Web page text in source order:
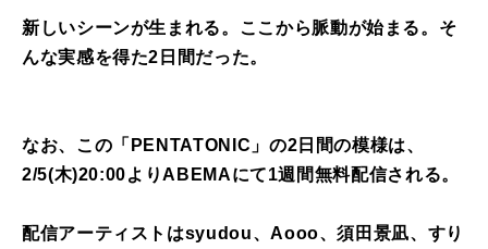
新しいシーンが生まれる。ここから脈動が始まる。そ
んな実感を得た2日間だった。
なお、この「PENTATONIC」の2日間の模様は、
2/5(木)20:00よりABEMAにて1週間無料配信される。
配信アーティストはsyudou、Aooo、須田景凪、すり